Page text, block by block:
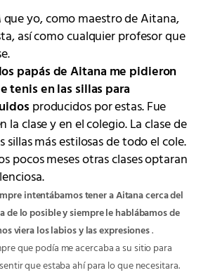
que yo, como maestro de Aitana,
así como cualquier profesor que
los papás de Aitana me pidieron
tenis en las sillas para
producidos por estas. Fue
la clase y en el colegio. La clase de
sillas más estilosas de todo el cole.
pocos meses otras clases optaran
intentábamos tener a Aitana cerca del
de lo posible y siempre le hablábamos de
viera los labios y las expresiones.
que podía me acercaba a su sitio para
que estaba ahí para lo que necesitara.